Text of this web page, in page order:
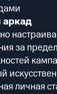
за
личная